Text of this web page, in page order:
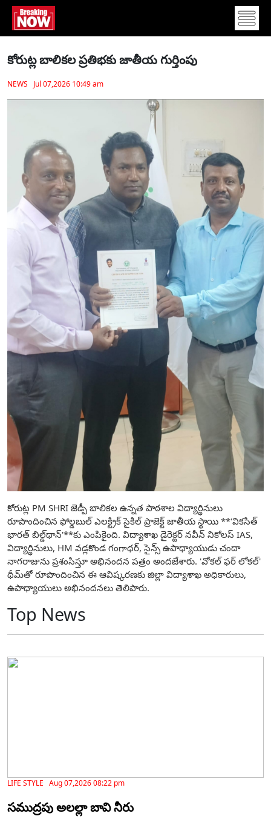
కోరుట్ల బాలికల ప్రతిభకు జాతీయ గుర్తింపు
NEWS Jul 07,2026 10:49 am
కోరుట్ల PM SHRI జెడ్పీ బాలికల ఉన్నత పాఠశాల విద్యార్థినులు
రూపొందించిన ఫోల్డబుల్ ఎలక్ట్రిక్ సైకిల్ ప్రాజెక్ట్ జాతీయ స్థాయి **'వికసిత్
భారత్ బిల్డ్‌థాన్'**కు ఎంపికైంది. విద్యాశాఖ డైరెక్టర్ నవీన్ నికోలస్ IAS,
విద్యార్థినులు, HM వడ్లకొండ గంగాధర్, సైన్స్ ఉపాధ్యాయుడు చందా
నాగరాజును ప్రశంసిస్తూ అభినందన పత్రం అందజేశారు. 'వోకల్ ఫర్ లోకల్'
థీమ్‌తో రూపొందించిన ఈ ఆవిష్కరణకు జిల్లా విద్యాశాఖ అధికారులు,
ఉపాధ్యాయులు అభినందనలు తెలిపారు.
Top News
LIFE STYLE Aug 07,2026 08:22 pm
సముద్రపు అలల్లా బావి నీరు